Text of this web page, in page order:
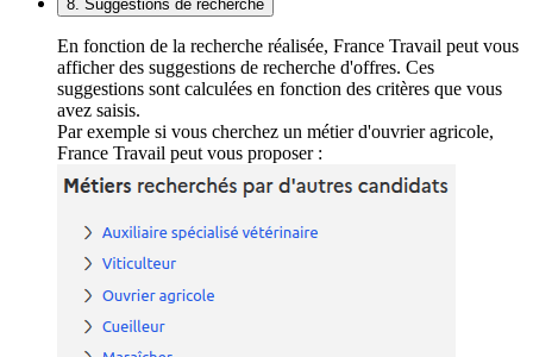
8. Suggestions de recherche
En fonction de la recherche réalisée, France Travail peut vous
afficher des suggestions de recherche d'offres. Ces
suggestions sont calculées en fonction des critères que vous
avez saisis.
Par exemple si vous cherchez un métier d'ouvrier agricole,
France Travail peut vous proposer :